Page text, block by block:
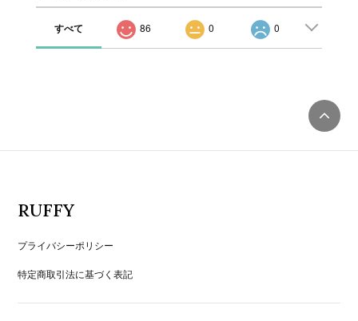
すべて 86 0 0
RUFFY
プライバシーポリシー
特定商取引法に基づく表記